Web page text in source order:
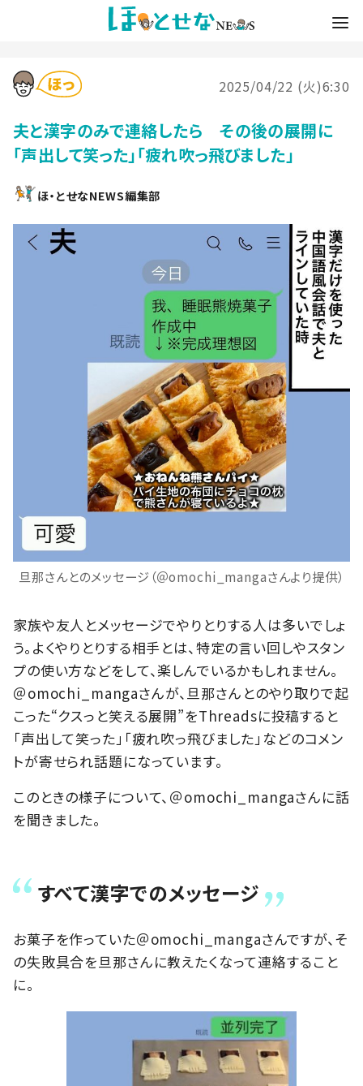
2025/04/22 (火)6:30
夫と漢字のみで連絡したら その後の展開に
「声出して笑った」「疲れ吹っ飛びました」
ほ・とせなNEWS編集部
旦那さんとのメッセージ（＠omochi_mangaさんより提供）
家族や友人とメッセージでやりとりする人は多いでしょ
う。よくやりとりする相手とは、特定の言い回しやスタン
プの使い方などをして、楽しんでいるかもしれません。
＠omochi_mangaさんが、旦那さんとのやり取りで起
こった“クスっと笑える展開”をThreadsに投稿すると
「声出して笑った」「疲れ吹っ飛びました」などのコメン
トが寄せられ話題になっています。
このときの様子について、＠omochi_mangaさんに話
を聞きました。
すべて漢字でのメッセージ
お菓子を作っていた＠omochi_mangaさんですが、そ
の失敗具合を旦那さんに教えたくなって連絡すること
に。